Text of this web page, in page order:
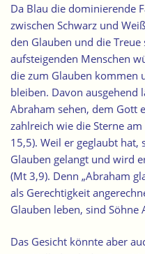
Da Blau die dominierende
zwischen Schwarz und
den Glauben und die
aufsteigenden Menschen
die zum Glauben kommen
bleiben. Davon ausgehend
Abraham sehen, dem Gott
zahlreich wie die Sterne
15,5). Weil er geglaubt
Glauben gelangt und wird
(Mt 3,9). Denn „Abraham
als Gerechtigkeit
Glauben leben, sind Söhne
Das Gesicht könnte aber